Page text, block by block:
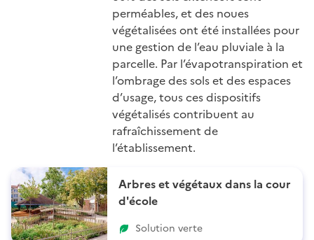
perméables, et des noues
végétalisées ont été installées pour
une gestion de l’eau pluviale à la
parcelle. Par l’évapotranspiration et
l’ombrage des sols et des espaces
d’usage, tous ces dispositifs
végétalisés contribuent au
rafraîchissement de
l’établissement.
Arbres et végétaux dans la cour
d'école
Solution verte